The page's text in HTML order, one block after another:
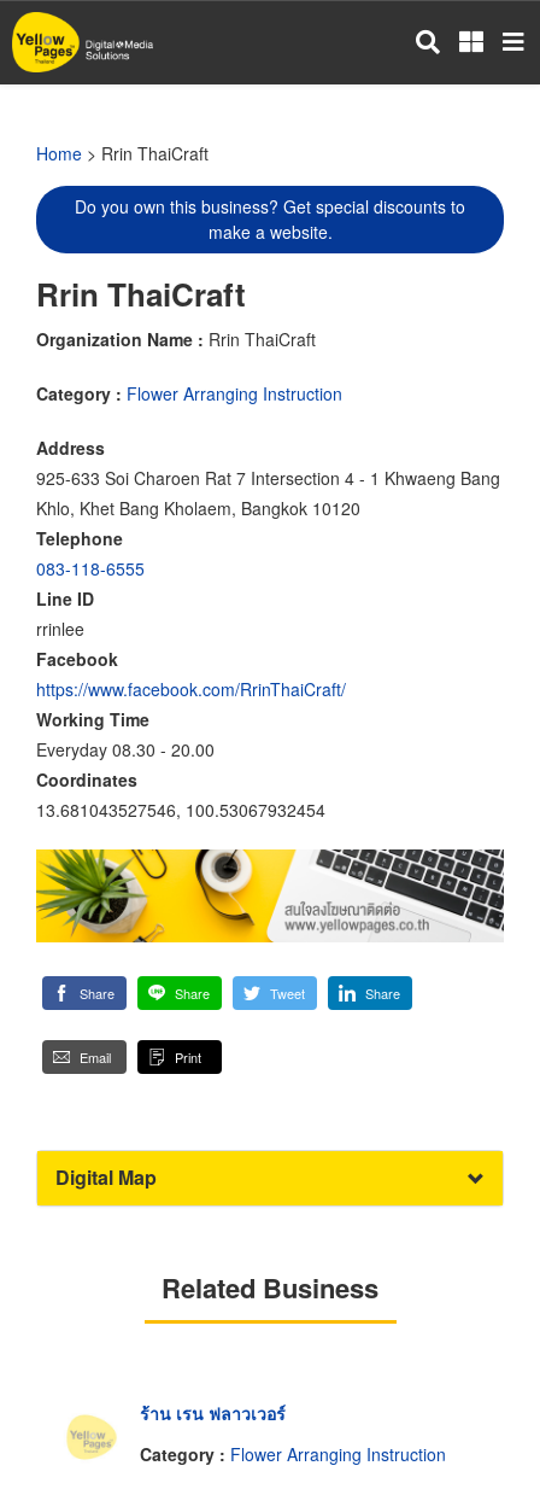
Skip
to
main
Home > Rrin ThaiCraft
Do you own this business? Get special discounts to
make a website.
Rrin ThaiCraft
Organization Name : Rrin ThaiCraft
Category : Flower Arranging Instruction
Address
925-633 Soi Charoen Rat 7 Intersection 4 - 1 Khwaeng Bang
Khlo, Khet Bang Kholaem, Bangkok 10120
Telephone
083-118-6555
Line ID
rrinlee
Facebook
https://www.facebook.com/RrinThaiCraft/
Working Time
Everyday 08.30 - 20.00
Coordinates
13.681043527546, 100.53067932454
Share Share Tweet Share
Email Print
Digital Map
Related Business
ร้าน เรน ฟลาวเวอร์
Category : Flower Arranging Instruction